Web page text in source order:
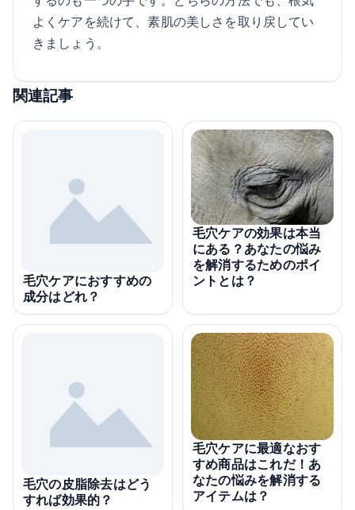
よくケアを続けて、素肌の美しさを取り戻してい
きましょう。
関連記事
毛穴ケアにおすすめの
成分はどれ？
毛穴ケアの効果は本当
にある？あなたの悩み
を解消するためのポイ
ントとは？
毛穴の皮脂除去はどう
すれば効果的？
毛穴ケアに最適なおす
すめ商品はこれだ！あ
なたの悩みを解消する
アイテムは？